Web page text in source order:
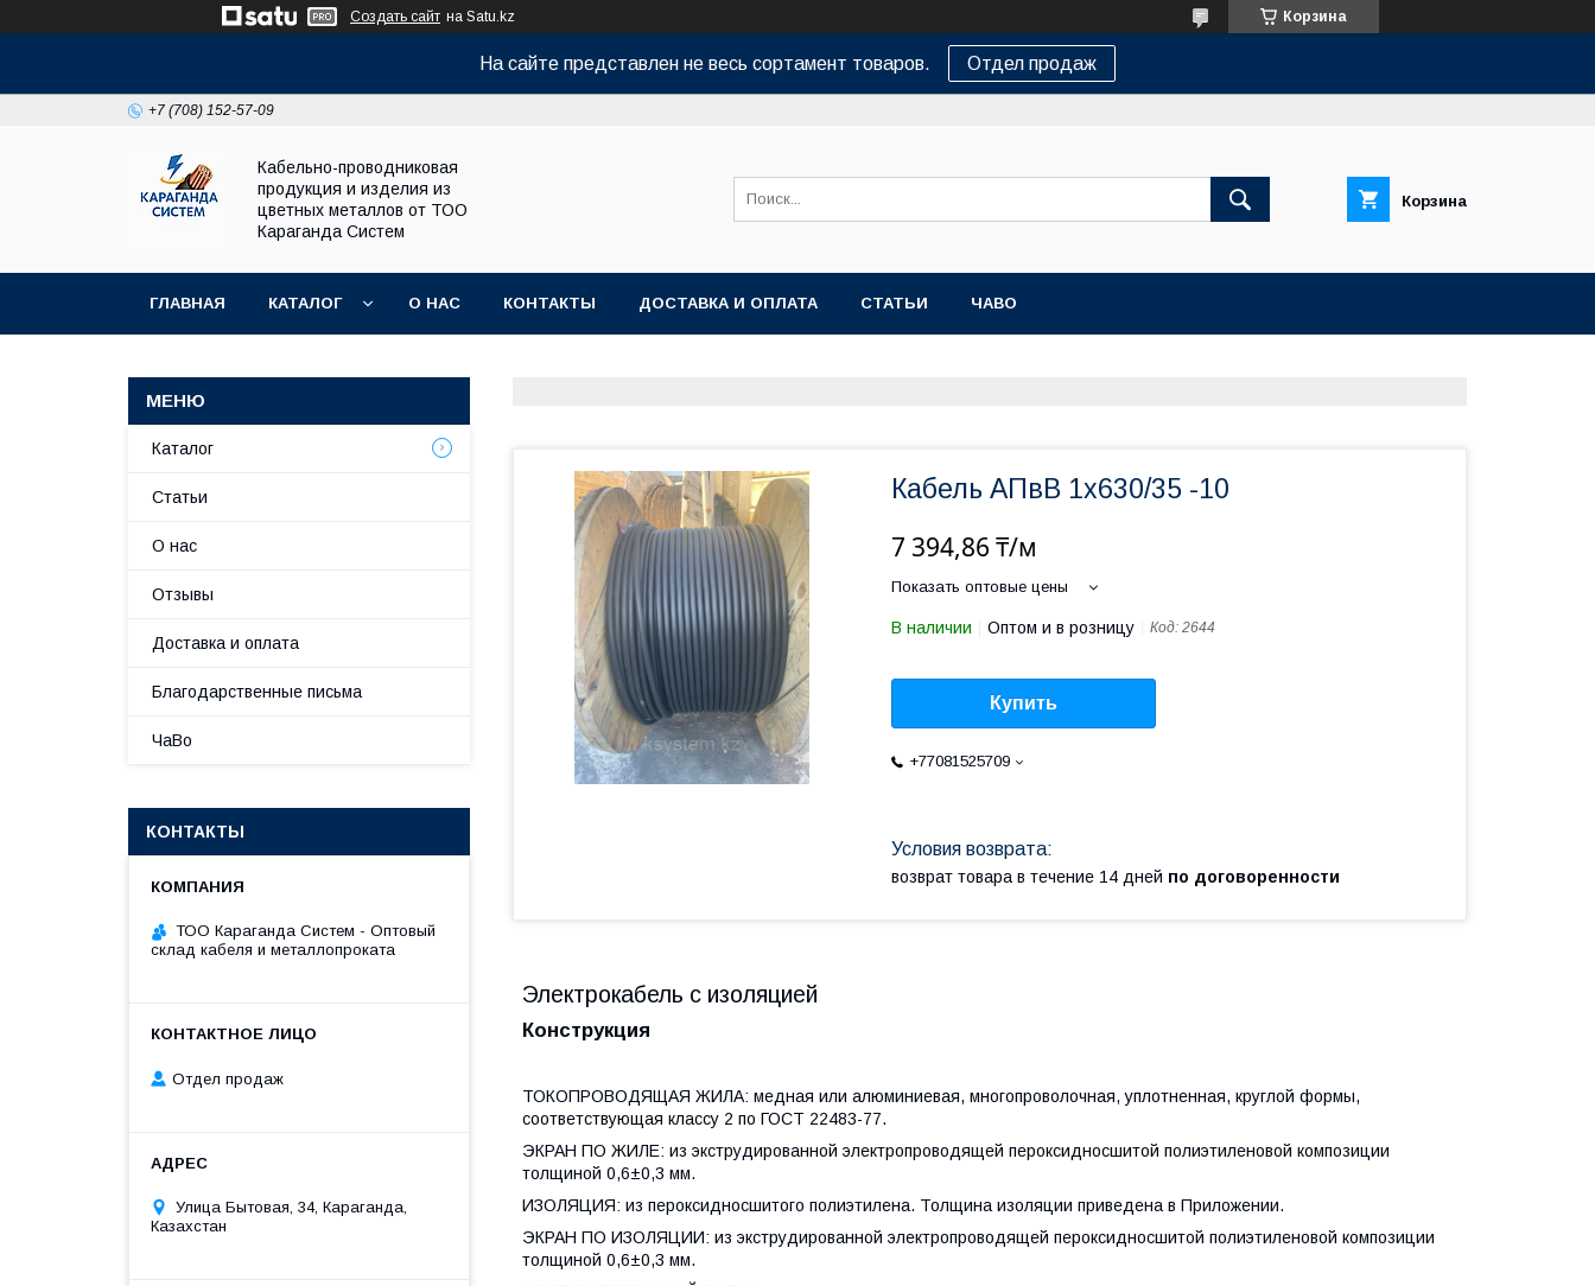
Создать сайт на Satu.kz Корзина
На сайте представлен не весь сортамент товаров. Отдел продаж
+7 (708) 152-57-09
Кабельно-проводниковая
продукция и изделия из
цветных металлов от ТОО
Караганда Систем
Корзина
ГЛАВНАЯ КАТАЛОГ О НАС КОНТАКТЫ ДОСТАВКА И ОПЛАТА СТАТЬИ ЧАВО
Кабель АПвВ 1х630/35 -10
7 394,86 ₸/м
Показать оптовые цены
В наличии Оптом и в розницу Код: 2644
Купить
+77081525709
возврат товара в течение 14 дней по договоренности
Электрокабель с изоляцией
Конструкция
ТОКОПРОВОДЯЩАЯ ЖИЛА: медная или алюминиевая, многопроволочная, уплотненная, круглой формы,
соответствующая классу 2 по ГОСТ 22483-77.
ЭКРАН ПО ЖИЛЕ: из экструдированной электропроводящей пероксидносшитой полиэтиленовой композиции
толщиной 0,6±0,3 мм.
ИЗОЛЯЦИЯ: из пероксидносшитого полиэтилена. Толщина изоляции приведена в Приложении.
ЭКРАН ПО ИЗОЛЯЦИИ: из экструдированной электропроводящей пероксидносшитой полиэтиленовой композиции
толщиной 0,6±0,3 мм.
Каталог
Статьи
О нас
Отзывы
Доставка и оплата
Благодарственные письма
ЧаВо
КОНТАКТЫ
ТОО Караганда Систем - Оптовый
склад кабеля и металлопроката
Отдел продаж
Улица Бытовая, 34, Караганда,
Казахстан